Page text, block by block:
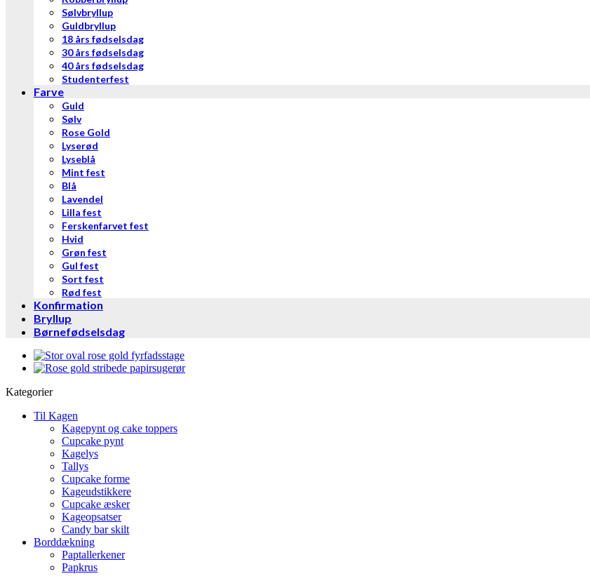
Sølvbryllup
Guldbryllup
18 års fødselsdag
30 års fødselsdag
40 års fødselsdag
Studenterfest
Farve
Guld
Sølv
Rose Gold
Lyserød
Lyseblå
Mint fest
Blå
Lavendel
Lilla fest
Ferskenfarvet fest
Hvid
Grøn fest
Gul fest
Sort fest
Rød fest
Konfirmation
Bryllup
Børnefødselsdag
Kategorier
Til Kagen
Kagepynt og cake toppers
Cupcake pynt
Kagelys
Tallys
Cupcake forme
Kageudstikkere
Cupcake æsker
Kageopsatser
Candy bar skilt
Borddækning
Paptallerkener
Papkrus